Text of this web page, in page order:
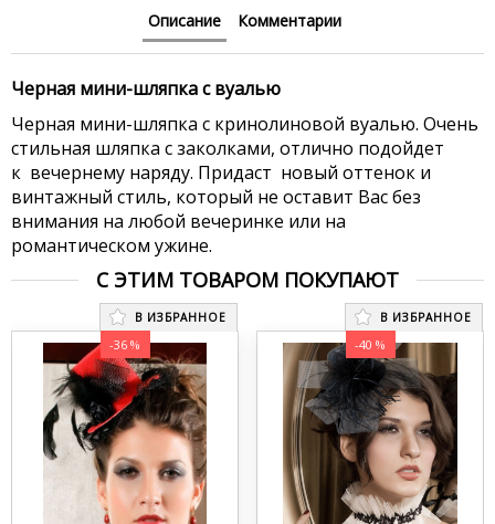
Описание Комментарии
Черная мини-шляпка с вуалью
Черная мини-шляпка с кринолиновой вуалью. Очень
стильная шляпка с заколками, отлично подойдет
к вечернему наряду. Придаст новый оттенок и
винтажный стиль, который не оставит Вас без
внимания на любой вечеринке или на
романтическом ужине.
С ЭТИМ ТОВАРОМ ПОКУПАЮТ
В ИЗБРАННОЕ
-36 %
В ИЗБРАННОЕ
-40 %